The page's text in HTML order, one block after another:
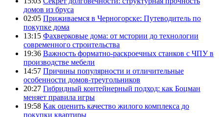
домов из бруса
02:05 Приживаемся в Черногорске: Путеводитель по
покупке дома
13:15 Фахверковые дома: от мстории до технологии
современного строительства
19:36 Важность форматно-раскроечных станков с ЧПУ в
производстве мебели
14:57 Причины популярности и отличительные
особенности домов-треугольников
20:27 Гибридный контейнерный подход: как Боцман
меняет правила игры
19:58 Как оценить качество жилого комплекса до
покупки квартиры